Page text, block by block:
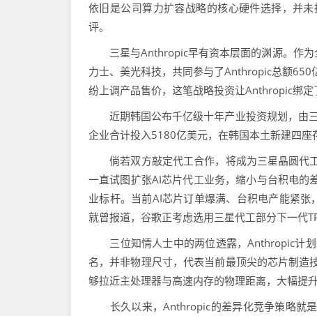
依旧是公司算力扩容战略的核心硬件选择，并
评。
三星与Anthropic早有资本层面的渊源。作为
力士、美光科技，共同参与了Anthropic总额650
纷上调产品售价，这笔战略投资让Anthropic绑定
近期韩国公布千亿级十年产业投资规划，由三
企业合计投入5180亿美元，在韩国本土新建四座
倘若双方敲定代工合作，将成为三星晶圆代
一直试图扩张AI芯片代工业务，缩小与台积电
业标杆。当前AI芯片订单爆满、台积电产能紧
就曾报道，谷歌正考虑选用三星代工部分下一代
三位知情人士中的两位透露，Anthropic计划
名，并非物理尺寸，代表当前最顶尖的芯片制
够拉近主处理器与高速内存的物理距离，大幅提
长久以来，Anthropic的差异化竞争策略就是